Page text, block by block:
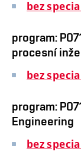
bez
program:
procesní
bez
program:
Engineering
bez